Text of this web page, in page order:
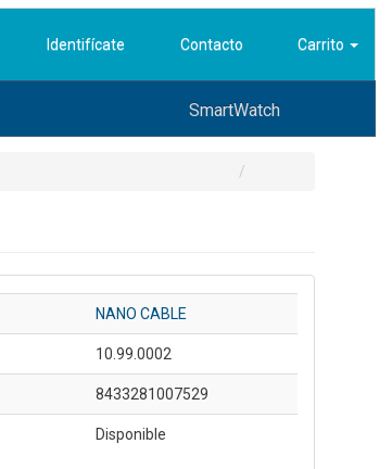
Identifícate Contacto Carrito
SmartWatch
NANO CABLE
10.99.0002
8433281007529
Disponible